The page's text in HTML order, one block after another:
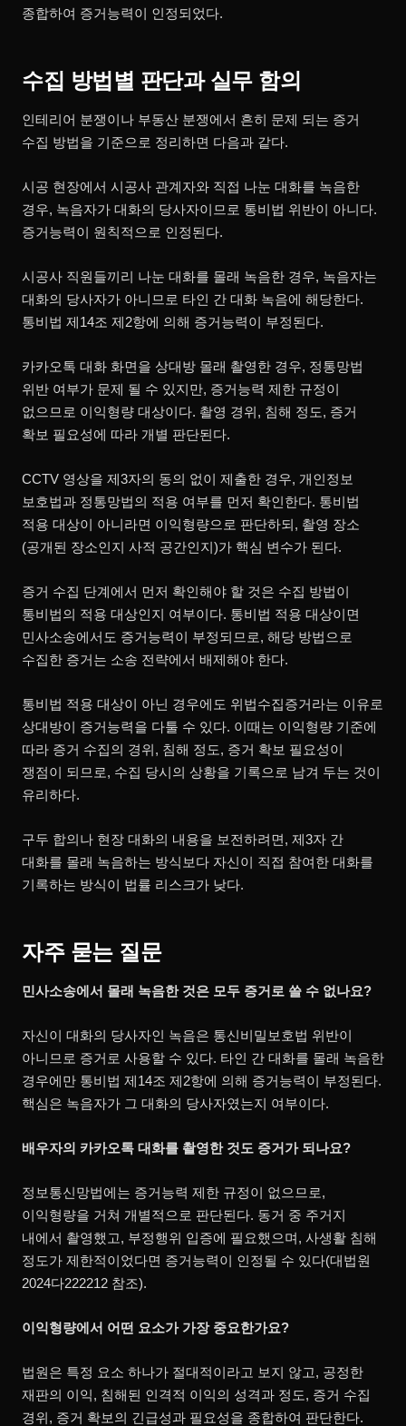
종합하여 증거능력이 인정되었다.
수집 방법별 판단과 실무 함의
인테리어 분쟁이나 부동산 분쟁에서 흔히 문제 되는 증거
수집 방법을 기준으로 정리하면 다음과 같다.
시공 현장에서 시공사 관계자와 직접 나눈 대화를 녹음한
경우, 녹음자가 대화의 당사자이므로 통비법 위반이 아니다.
증거능력이 원칙적으로 인정된다.
시공사 직원들끼리 나눈 대화를 몰래 녹음한 경우, 녹음자는
대화의 당사자가 아니므로 타인 간 대화 녹음에 해당한다.
통비법 제14조 제2항에 의해 증거능력이 부정된다.
카카오톡 대화 화면을 상대방 몰래 촬영한 경우, 정통망법
위반 여부가 문제 될 수 있지만, 증거능력 제한 규정이
없으므로 이익형량 대상이다. 촬영 경위, 침해 정도, 증거
확보 필요성에 따라 개별 판단된다.
CCTV 영상을 제3자의 동의 없이 제출한 경우, 개인정보
보호법과 정통망법의 적용 여부를 먼저 확인한다. 통비법
적용 대상이 아니라면 이익형량으로 판단하되, 촬영 장소
(공개된 장소인지 사적 공간인지)가 핵심 변수가 된다.
증거 수집 단계에서 먼저 확인해야 할 것은 수집 방법이
통비법의 적용 대상인지 여부이다. 통비법 적용 대상이면
민사소송에서도 증거능력이 부정되므로, 해당 방법으로
수집한 증거는 소송 전략에서 배제해야 한다.
통비법 적용 대상이 아닌 경우에도 위법수집증거라는 이유로
상대방이 증거능력을 다툴 수 있다. 이때는 이익형량 기준에
따라 증거 수집의 경위, 침해 정도, 증거 확보 필요성이
쟁점이 되므로, 수집 당시의 상황을 기록으로 남겨 두는 것이
유리하다.
구두 합의나 현장 대화의 내용을 보전하려면, 제3자 간
대화를 몰래 녹음하는 방식보다 자신이 직접 참여한 대화를
기록하는 방식이 법률 리스크가 낮다.
자주 묻는 질문
민사소송에서 몰래 녹음한 것은 모두 증거로 쓸 수 없나요?
자신이 대화의 당사자인 녹음은 통신비밀보호법 위반이
아니므로 증거로 사용할 수 있다. 타인 간 대화를 몰래 녹음한
경우에만 통비법 제14조 제2항에 의해 증거능력이 부정된다.
핵심은 녹음자가 그 대화의 당사자였는지 여부이다.
배우자의 카카오톡 대화를 촬영한 것도 증거가 되나요?
정보통신망법에는 증거능력 제한 규정이 없으므로,
이익형량을 거쳐 개별적으로 판단된다. 동거 중 주거지
내에서 촬영했고, 부정행위 입증에 필요했으며, 사생활 침해
정도가 제한적이었다면 증거능력이 인정될 수 있다(대법원
2024다222212 참조).
이익형량에서 어떤 요소가 가장 중요한가요?
법원은 특정 요소 하나가 절대적이라고 보지 않고, 공정한
재판의 이익, 침해된 인격적 이익의 성격과 정도, 증거 수집
경위, 증거 확보의 긴급성과 필요성을 종합하여 판단한다.